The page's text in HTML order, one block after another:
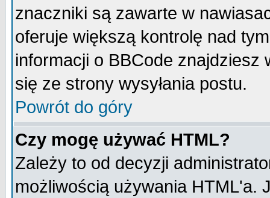
znaczniki są zawarte w
oferuje większą kontrolę nad
informacji o BBCode
się ze strony wysyłania postu.
Powrót do góry
Czy mogę używać HTML?
Zależy to od decyzji
możliwością używania HTML'a.